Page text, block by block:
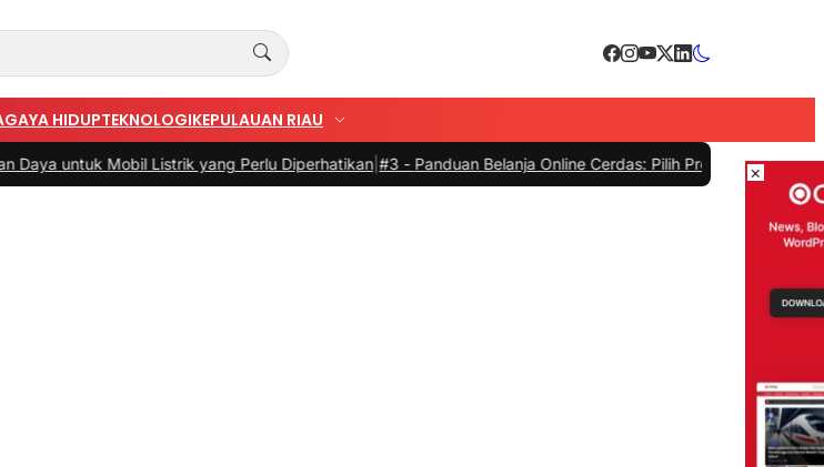
GAYA HIDUPTEKNOLOGIKEPULAUAN RIAU
Mobil Listrik yang Perlu Diperhatikan|#3 -Panduan Belanja Online Cerdas: Pilih Produk dengan Bijak dan
×